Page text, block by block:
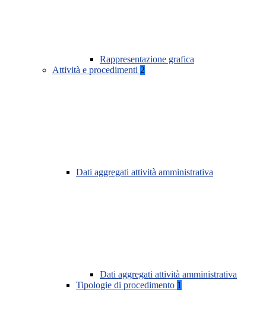
Rappresentazione grafica
Attività e procedimenti 2
Dati aggregati attività amministrativa
Dati aggregati attività amministrativa
Tipologie di procedimento 1